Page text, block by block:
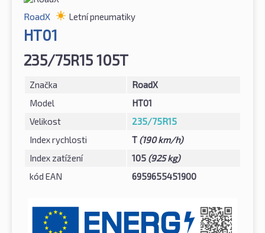
RoadX Letní pneumatiky
HT01
235/75R15 105T
Značka
RoadX
Model
HT01
Velikost
235/75R15
Index rychlosti
T (190 km/h)
Index zatížení
105 (925 kg)
kód EAN
6959655451900